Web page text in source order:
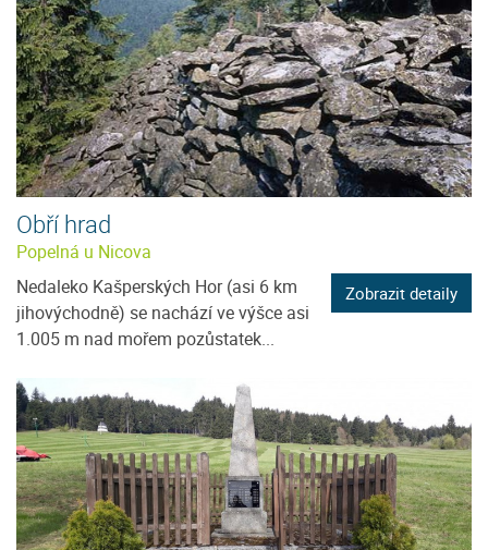
Obří hrad
Popelná u Nicova
Nedaleko Kašperských Hor (asi 6 km
jihovýchodně) se nachází ve výšce asi
1.005 m nad mořem pozůstatek...
Zobrazit detaily